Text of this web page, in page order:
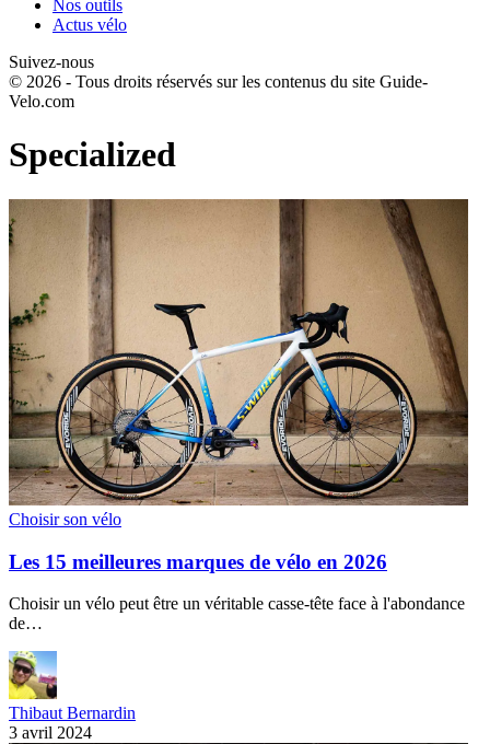
Nos outils
Actus vélo
Suivez-nous
© 2026 - Tous droits réservés sur les contenus du site Guide-
Velo.com
Specialized
Choisir son vélo
Les 15 meilleures marques de vélo en 2026
Choisir un vélo peut être un véritable casse-tête face à l'abondance
de…
Thibaut Bernardin
3 avril 2024